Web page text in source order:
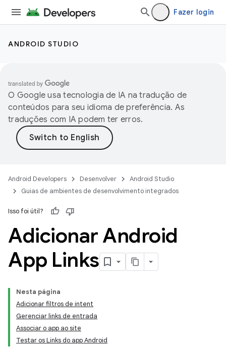
Fazer login
ANDROID STUDIO
O Google usa tecnologia de IA na tradução de
conteúdos para seu idioma de preferência. As
traduções com IA podem ter erros.
Android Developers Desenvolver
Android Studio
Guias de ambientes de desenvolvimento integrados
Isso foi útil?
Adicionar Android
App Links
Nesta página
Adicionar filtros de intent
Gerenciar links de entrada
Associar o app ao site
Testar os Links do app Android